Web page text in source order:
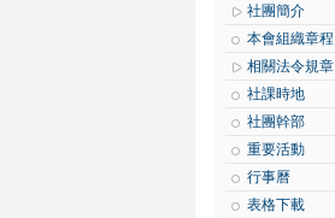
社團簡介
本會組織章程
相關法令規章
社課時地
社團幹部
重要活動
行事曆
表格下載